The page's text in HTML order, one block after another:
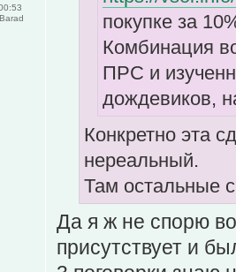
покупке за
Комбинация
ПРС и
дождевиков,
Конкретно эта
нереальный.
Там остальные
Да я ж не спорю
присутствует и